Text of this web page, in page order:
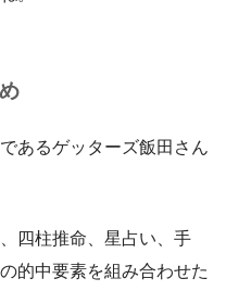
あるゲッターズ飯田さん
四柱推命、星占い、手
的中要素を組み合わせた